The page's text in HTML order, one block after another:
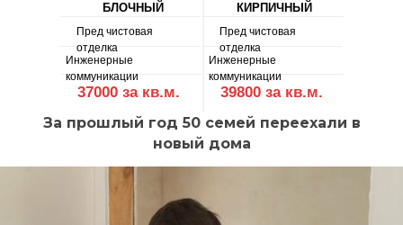
39800 за кв.м.
КИРПИЧНЫЙ
Пред чистовая
отделка
Инженерные
коммуникации
37000 за кв.м.
БЛОЧНЫЙ
Пред чистовая
отделка
Инженерные
коммуникации
За прошлый год 50 семей переехали в
новый дома